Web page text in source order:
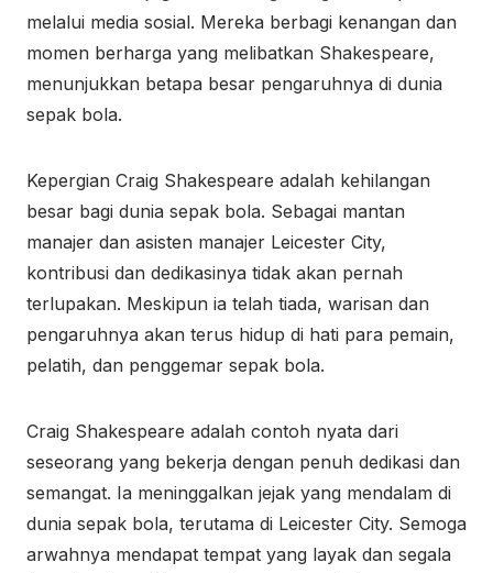
melalui media sosial. Mereka berbagi kenangan dan
momen berharga yang melibatkan Shakespeare,
menunjukkan betapa besar pengaruhnya di dunia
sepak bola.
Kepergian Craig Shakespeare adalah kehilangan
besar bagi dunia sepak bola. Sebagai mantan
manajer dan asisten manajer Leicester City,
kontribusi dan dedikasinya tidak akan pernah
terlupakan. Meskipun ia telah tiada, warisan dan
pengaruhnya akan terus hidup di hati para pemain,
pelatih, dan penggemar sepak bola.
Craig Shakespeare adalah contoh nyata dari
seseorang yang bekerja dengan penuh dedikasi dan
semangat. Ia meninggalkan jejak yang mendalam di
dunia sepak bola, terutama di Leicester City. Semoga
arwahnya mendapat tempat yang layak dan segala